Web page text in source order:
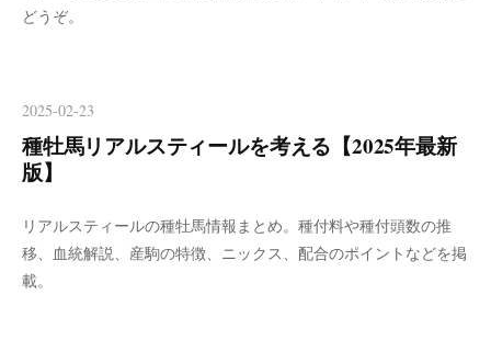
どうぞ。
2025-02-23
種牡馬リアルスティールを考える【2025年最新
版】
リアルスティールの種牡馬情報まとめ。種付料や種付頭数の推
移、血統解説、産駒の特徴、ニックス、配合のポイントなどを掲
載。